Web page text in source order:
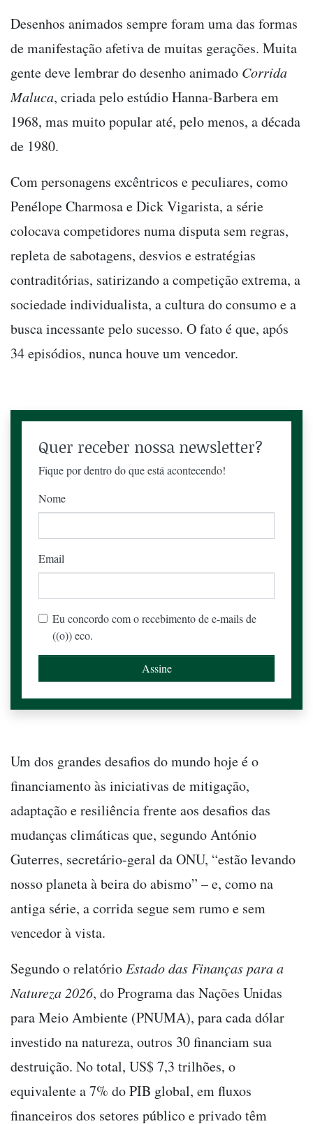
Desenhos animados sempre foram uma das formas
de manifestação afetiva de muitas gerações. Muita
gente deve lembrar do desenho animado Corrida
Maluca, criada pelo estúdio Hanna-Barbera em
1968, mas muito popular até, pelo menos, a década
de 1980.
Com personagens excêntricos e peculiares, como
Penélope Charmosa e Dick Vigarista, a série
colocava competidores numa disputa sem regras,
repleta de sabotagens, desvios e estratégias
contraditórias, satirizando a competição extrema, a
sociedade individualista, a cultura do consumo e a
busca incessante pelo sucesso. O fato é que, após
34 episódios, nunca houve um vencedor.
Quer receber nossa newsletter?
Fique por dentro do que está acontecendo!
Nome
Email
Eu concordo com o recebimento de e-mails de
((o)) eco.
Um dos grandes desafios do mundo hoje é o
financiamento às iniciativas de mitigação,
adaptação e resiliência frente aos desafios das
mudanças climáticas que, segundo António
Guterres, secretário-geral da ONU, “estão levando
nosso planeta à beira do abismo” – e, como na
antiga série, a corrida segue sem rumo e sem
vencedor à vista.
Segundo o relatório Estado das Finanças para a
Natureza 2026, do Programa das Nações Unidas
para Meio Ambiente (PNUMA), para cada dólar
investido na natureza, outros 30 financiam sua
destruição. No total, US$ 7,3 trilhões, o
equivalente a 7% do PIB global, em fluxos
financeiros dos setores público e privado têm